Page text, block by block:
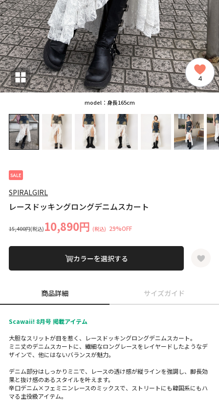
4
model：身長165cm
SALE
SPIRALGIRL
レースドッキングロングデニムスカート
15,400円(税込) 10,890円 (税込) 29%OFF
カラーを選択する
商品詳細 サイズガイド
Scawaii! 8月号 掲載アイテム
大胆なスリットが目を惹く、レースドッキングロングデニムスカート。
ミニ丈のデニムスカートに、繊細なロングレースをレイヤードしたようなデ
ザインで、他にはないバランスが魅力。
デニム部分はしっかりミニで、レースの透け感が縦ラインを強調し、脚長効
果と抜け感のあるスタイルを叶えます。
辛口デニム×フェミニンレースのミックスで、ストリートにも韓国系にもハ
マる主役級アイテム。